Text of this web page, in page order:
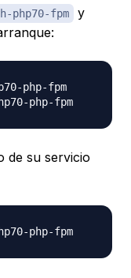
php70-fpm
y
de su servicio